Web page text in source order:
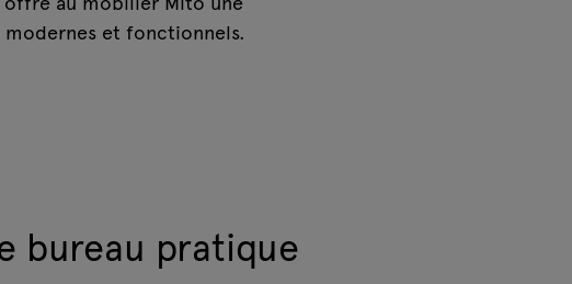
et fonctionnels.
bureau pratique